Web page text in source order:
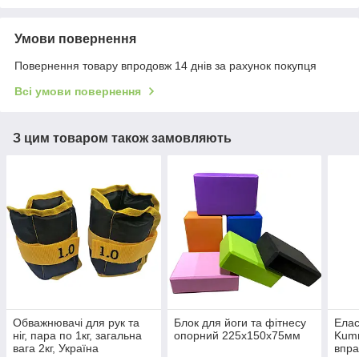
Умови повернення
Повернення товару впродовж 14 днів за рахунок покупця
Всі умови повернення
З цим товаром також замовляють
Обважнювачі для рук та
ніг, пара по 1кг, загальна
вага 2кг, Україна
Блок для йоги та фітнесу
опорний 225х150х75мм